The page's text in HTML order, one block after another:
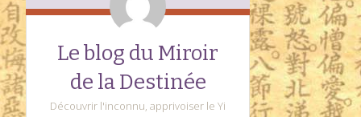
Le blog du Miroir
de la Destinée
Découvrir l'inconnu, apprivoiser le Yi